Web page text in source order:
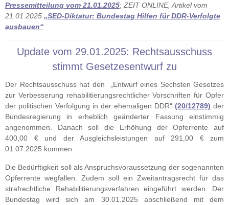
Pressemitteilung vom 21.01.2025; ZEIT ONLINE, Artikel vom
21.01.2025 „SED-Diktatur: Bundestag Hilfen für DDR-Verfolgte
ausbauen“
Update vom 29.01.2025: Rechtsausschuss
stimmt Gesetzesentwurf zu
Der Rechtsausschuss hat den „Entwurf eines Sechsten Gesetzes
zur Verbesserung rehabilitierungsrechtlicher Vorschriften für Opfer
der politischen Verfolgung in der ehemaligen DDR“ (20/12789) der
Bundesregierung in erheblich geänderter Fassung einstimmig
angenommen. Danach soll die Erhöhung der Opferrente auf
400,00 € und der Ausgleichsleistungen auf 291,00 € zum
01.07.2025 kommen.
Die Bedürftigkeit soll als Anspruchsvoraussetzung der sogenannten
Opferrente wegfallen. Zudem soll ein Zweitantragsrecht für das
strafrechtliche Rehabilitierungsverfahren eingeführt werden. Der
Bundestag wird sich am 30.01.2025 abschließend mit dem